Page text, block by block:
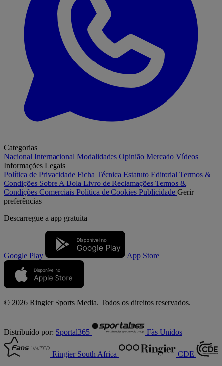
Categorias
Nacional Internacional Modalidades Opinião Mercado Vídeos
Informações Legais
Política de Privacidade Ficha Técnica Estatuto Editorial Termos &
Condições Sobre A Bola Livro de Reclamações Termos &
Condições Comerciais Política de Cookies Publicidade Gerir
preferências
Descarregue a app gratuita
Google Play App Store
© 2026 Ringier Sports Media. Todos os direitos reservados.
Distribuído por: Sportal365 Fãs Unidos
Ringier South Africa CDE